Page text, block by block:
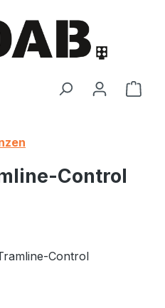
Control